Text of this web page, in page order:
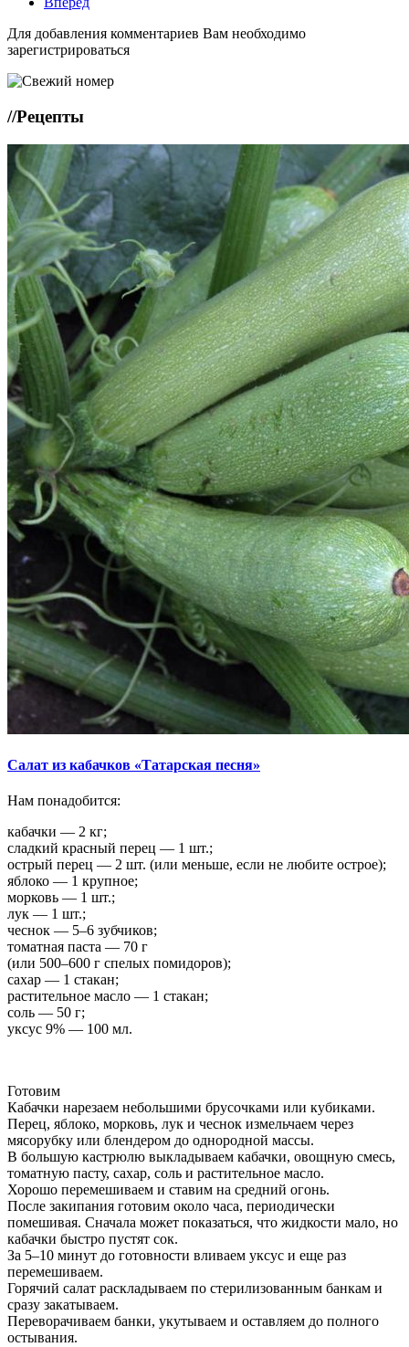
Для добавления комментариев Вам необходимо
зарегистрироваться
//Рецепты
Салат из кабачков «Татарская песня»
Нам понадобится:
кабачки — 2 кг;
сладкий красный перец — 1 шт.;
острый перец — 2 шт. (или меньше, если не любите острое);
яблоко — 1 крупное;
морковь — 1 шт.;
лук — 1 шт.;
чеснок — 5–6 зубчиков;
томатная паста — 70 г
(или 500–600 г спелых помидоров);
сахар — 1 стакан;
растительное масло — 1 стакан;
соль — 50 г;
уксус 9% — 100 мл.
Готовим
Кабачки нарезаем небольшими брусочками или кубиками.
Перец, яблоко, морковь, лук и чеснок измельчаем через
мясорубку или блендером до однородной массы.
В большую кастрюлю выкладываем кабачки, овощную смесь,
томатную пасту, сахар, соль и растительное масло.
Хорошо перемешиваем и ставим на средний огонь.
После закипания готовим около часа, периодически
помешивая. Сначала может показаться, что жидкости мало, но
кабачки быстро пустят сок.
За 5–10 минут до готовности вливаем уксус и еще раз
перемешиваем.
Горячий салат раскладываем по стерилизованным банкам и
сразу закатываем.
Переворачиваем банки, укутываем и оставляем до полного
остывания.